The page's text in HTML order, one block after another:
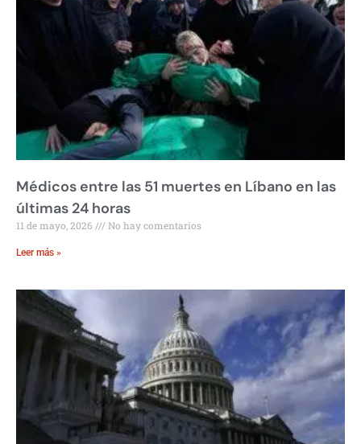
Médicos entre las 51 muertes en Líbano en las
últimas 24 horas
11 de mayo, 2026 No hay comentarios
Leer más »